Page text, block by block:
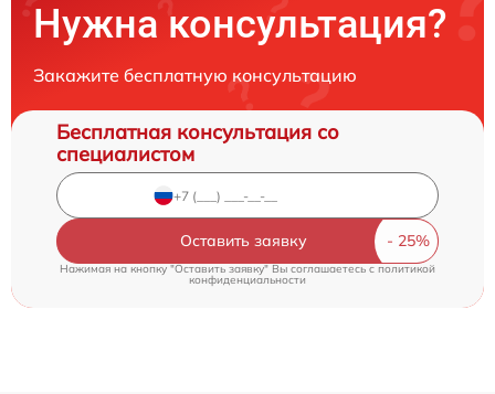
Нужна консультация?
Закажите бесплатную консультацию
Бесплатная консультация со
специалистом
Оставить заявку
Нажимая на кнопку "Оставить заявку" Вы соглашаетесь cполитикой
конфиденциальности